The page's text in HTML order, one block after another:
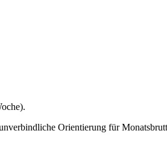
Orientierung für